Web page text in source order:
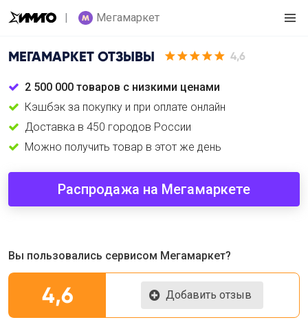
Мегамаркет
МЕГАМАРКЕТ ОТЗЫВЫ 4,6
2 500 000 товаров с низкими ценами
Кэшбэк за покупку и при оплате онлайн
Доставка в 450 городов России
Можно получить товар в этот же день
Распродажа на Мегамаркете
Вы пользовались сервисом Мегамаркет?
4,6 Добавить отзыв